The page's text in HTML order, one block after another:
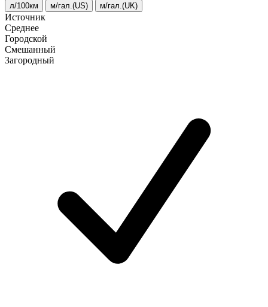
л/100км м/гал.(US) м/гал.(UK)
Источник
Среднее
Городской
Смешанный
Загородный